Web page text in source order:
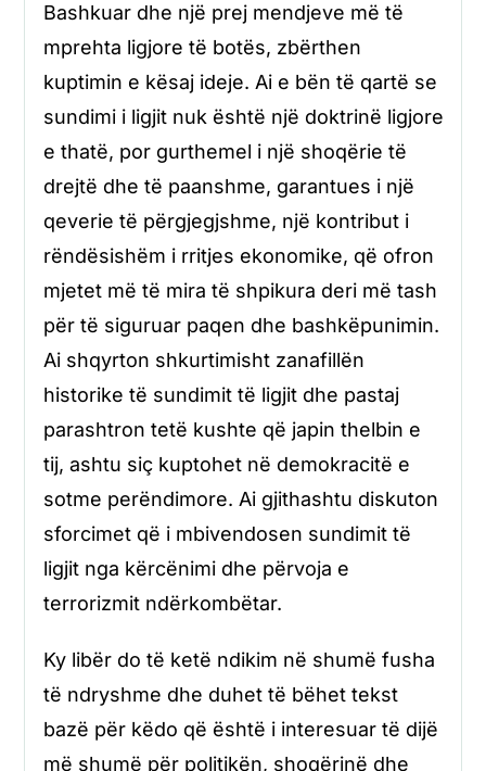
Bashkuar dhe një prej mendjeve më të
mprehta ligjore të botës, zbërthen
kuptimin e kësaj ideje. Ai e bën të qartë se
sundimi i ligjit nuk është një doktrinë ligjore
e thatë, por gurthemel i një shoqërie të
drejtë dhe të paanshme, garantues i një
qeverie të përgjegjshme, një kontribut i
rëndësishëm i rritjes ekonomike, që ofron
mjetet më të mira të shpikura deri më tash
për të siguruar paqen dhe bashkëpunimin.
Ai shqyrton shkurtimisht zanafillën
historike të sundimit të ligjit dhe pastaj
parashtron tetë kushte që japin thelbin e
tij, ashtu siç kuptohet në demokracitë e
sotme perëndimore. Ai gjithashtu diskuton
sforcimet që i mbivendosen sundimit të
ligjit nga kërcënimi dhe përvoja e
terrorizmit ndërkombëtar.
Ky libër do të ketë ndikim në shumë fusha
të ndryshme dhe duhet të bëhet tekst
bazë për këdo që është i interesuar të dijë
më shumë për politikën, shoqërinë dhe